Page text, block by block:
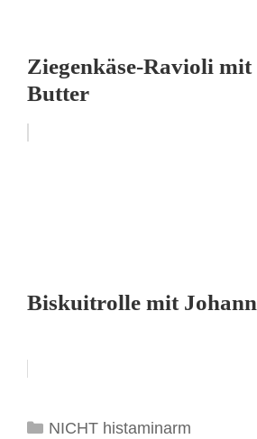
Ziegenkäse-Ravioli mit
Butter
Biskuitrolle mit
Kategorien
NICHT histaminarm